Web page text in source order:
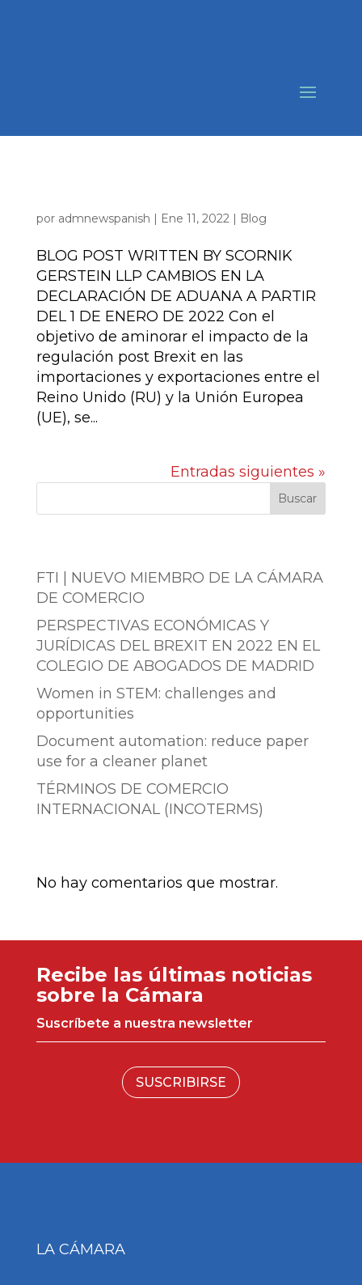
por admnewspanish | Ene 11, 2022| Blog
BLOG POST WRITTEN BY SCORNIK
GERSTEIN LLP CAMBIOS EN LA
DECLARACIÓN DE ADUANA A PARTIR
DEL 1 DE ENERO DE 2022 Con el
objetivo de aminorar el impacto de la
regulación post Brexit en las
importaciones y exportaciones entre el
Reino Unido (RU) y la Unión Europea
(UE), se...
Entradas siguientes »
Buscar
FTI | NUEVO MIEMBRO DE LA CÁMARA
DE COMERCIO
PERSPECTIVAS ECONÓMICAS Y
JURÍDICAS DEL BREXIT EN 2022 EN EL
COLEGIO DE ABOGADOS DE MADRID
Women in STEM: challenges and
opportunities
Document automation: reduce paper
use for a cleaner planet
TÉRMINOS DE COMERCIO
INTERNACIONAL (INCOTERMS)
No hay comentarios que mostrar.
Recibe las últimas noticias
sobre la Cámara
Suscríbete a nuestra newsletter
SUSCRIBIRSE
LA CÁMARA